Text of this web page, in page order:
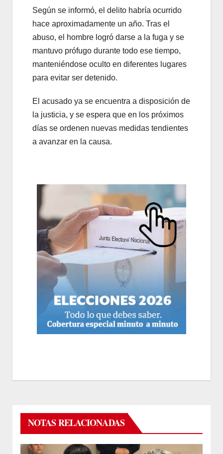
Según se informó, el delito habría ocurrido
hace aproximadamente un año. Tras el
abuso, el hombre logró darse a la fuga y se
mantuvo prófugo durante todo ese tiempo,
manteniéndose oculto en diferentes lugares
para evitar ser detenido.
El acusado ya se encuentra a disposición de
la justicia, y se espera que en los próximos
días se ordenen nuevas medidas tendientes
a avanzar en la causa.
NOTAS RELACIONADAS